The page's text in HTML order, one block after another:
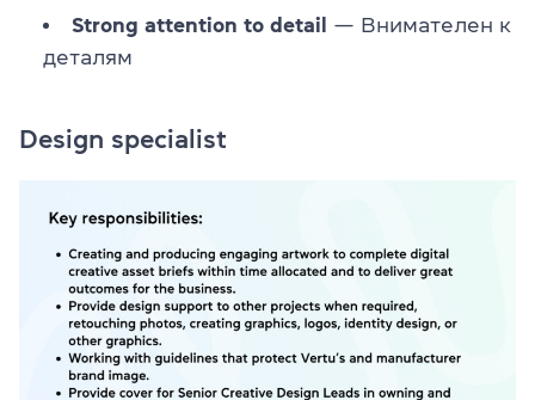
Strong attention to detail
— Внимателен к
деталям
Design specialist